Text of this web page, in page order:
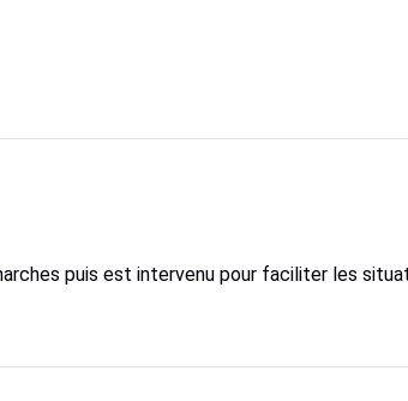
puis est intervenu pour faciliter les